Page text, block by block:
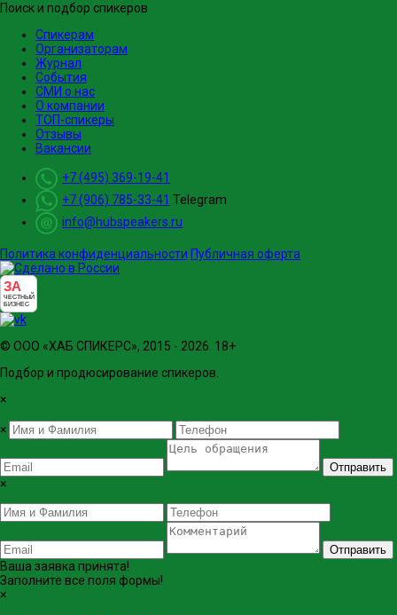
Поиск и подбор спикеров
Спикерам
Организаторам
Журнал
События
СМИ о нас
О компании
ТОП-спикеры
Отзывы
Вакансии
+7 (495) 369-19-41
+7 (906) 785-33-41 Telegram
info@hubspeakers.ru
Политика конфиденциальности Публичная оферта
ЗА
ЧЕСТНЫЙ
БИЗНЕС
© ООО «ХАБ СПИКЕРС», 2015 - 2026. 18+
Подбор и продюсирование спикеров.
×
×
Отправить
×
Отправить
Ваша заявка принята!
Заполните все поля формы!
×